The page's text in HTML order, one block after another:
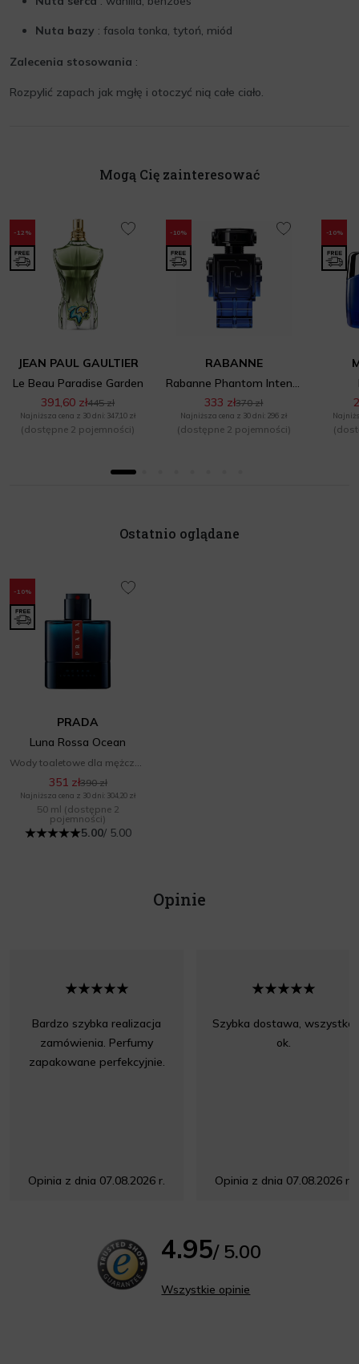
Nuta bazy : fasola tonka, tytoń, miód
Zalecenia stosowania :
Rozpylić zapach jak mgłę i otoczyć nią całe ciało.
Mogą Cię zainteresować
-12%
JEAN PAUL GAULTIER
Le Beau Paradise Garden
391,60 zł445 zł
Najniższa cena z 30 dni: 347,10 zł
(dostępne 2 pojemności)
-10%
RABANNE
Rabanne Phantom Intense
333 zł370 zł
Najniższa cena z 30 dni: 296 zł
(dostępne 2 pojemności)
-10%
Ostatnio oglądane
-10%
PRADA
Luna Rossa Ocean
351 zł390 zł
Najniższa cena z 30 dni: 304,20 zł
50 ml (dostępne 2
pojemności)
5.00/ 5.00
Opinie
Bardzo szybka realizacja
zamówienia. Perfumy
zapakowane perfekcyjnie.
Opinia z dnia 07.08.2026 r.
Szybka dostawa, wszystko
ok.
Opinia z dnia 07.08.2026 r.
4.95/ 5.00
Wszystkie opinie